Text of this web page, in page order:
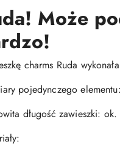
Może
charms Ruda
pojedynczego
długość zawieszki: